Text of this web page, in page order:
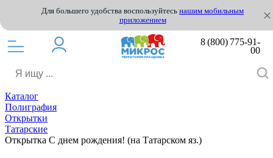
Для большего удобства воспользуйтесь нашим мобильным
приложением
8 (800) 775-91-
00
Каталог
Полиграфия
Открытки
Татарские
Открытка С днем рождения! (на Татарском яз.)